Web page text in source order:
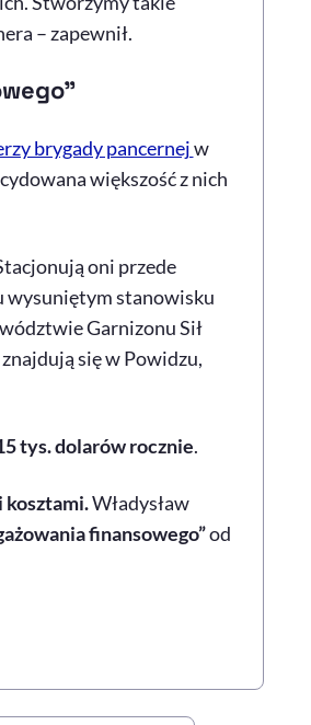
– zapewnił.
brygady pancernejw
większość z nich
oni przede
wysuniętym stanowisku
Garnizonu Sił
się w Powidzu,
tys. dolarów rocznie.
kosztami.Władysław
finansowego”od